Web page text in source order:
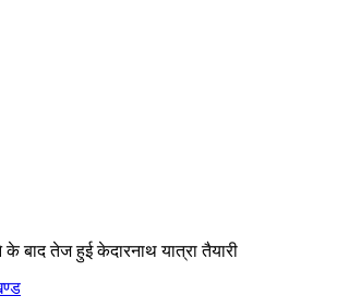
बाद तेज हुई केदारनाथ यात्रा तैयारी